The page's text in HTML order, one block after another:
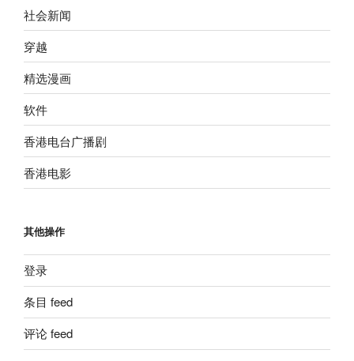
社会新闻
穿越
精选漫画
软件
香港电台广播剧
香港电影
其他操作
登录
条目 feed
评论 feed